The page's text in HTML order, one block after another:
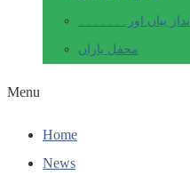
انداز بیاں اور۔۔۔۔۔۔۔
محفل یاراں
Menu
Home
News